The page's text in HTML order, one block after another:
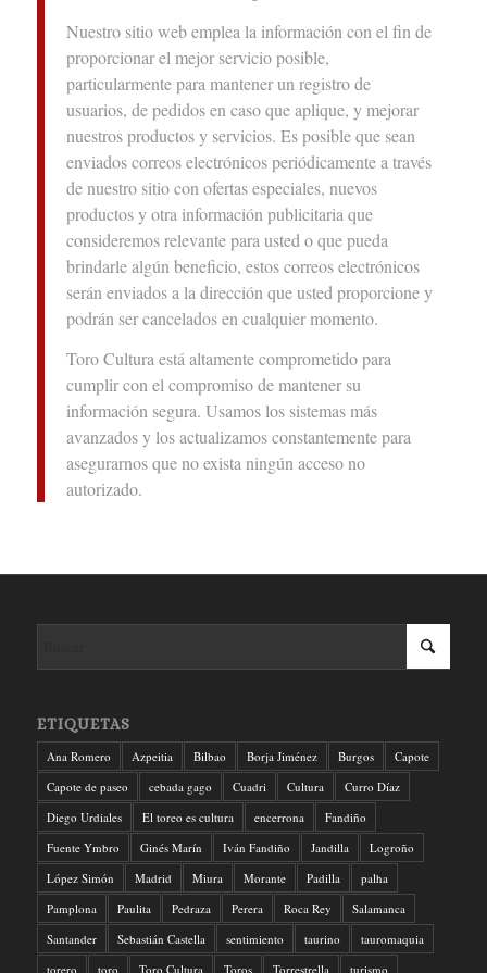
Nuestro sitio web emplea la información con el fin de
proporcionar el mejor servicio posible,
particularmente para mantener un registro de
usuarios, de pedidos en caso que aplique, y mejorar
nuestros productos y servicios. Es posible que sean
enviados correos electrónicos periódicamente a través
de nuestro sitio con ofertas especiales, nuevos
productos y otra información publicitaria que
consideremos relevante para usted o que pueda
brindarle algún beneficio, estos correos electrónicos
serán enviados a la dirección que usted proporcione y
podrán ser cancelados en cualquier momento.
Toro Cultura está altamente comprometido para
cumplir con el compromiso de mantener su
información segura. Usamos los sistemas más
avanzados y los actualizamos constantemente para
asegurarnos que no exista ningún acceso no
autorizado.
ETIQUETAS
Ana Romero Azpeitia Bilbao Borja Jiménez Burgos
Capote
Capote de paseo
cebada gago Cuadri Cultura
Curro Díaz
Diego Urdiales
El toreo es cultura encerrona
Fandiño
Fuente Ymbro
Ginés Marín Iván Fandiño Jandilla
Logroño
López Simón
Madrid Miura Morante Padilla
palha
Pamplona
Paulita Pedraza Perera Roca Rey
Salamanca
Santander
Sebastián Castella sentimiento taurino
tauromaquia
torero
toro Toro Cultura Toros Torrestrella
turismo